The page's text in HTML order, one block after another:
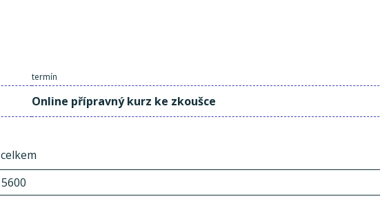
termín
Online přípravný kurz ke zkoušce
celkem